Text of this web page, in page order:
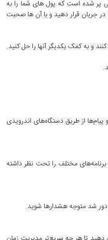
پر شده است که پول های شما را به
در جریان قرار دهید و با آن ها صحبت
و به کمک یکدیگر آنها را حل کنید.
پیام‌ها از طریق دستگاه‌های اندرویدی
برنامه‌های مختلف را تحت نظر داشته
شد متوجه هشدارها شوید.